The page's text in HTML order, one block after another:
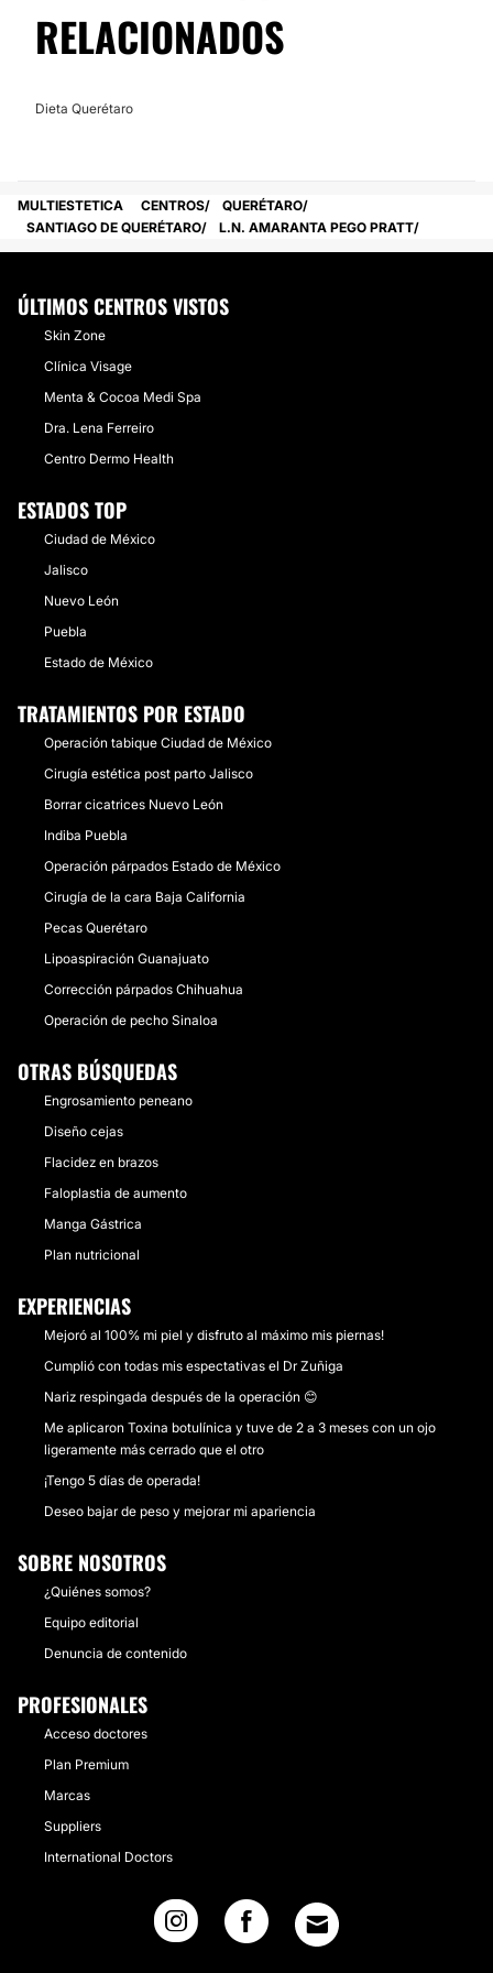
RELACIONADOS
Dieta Querétaro
MULTIESTETICA CENTROS
QUERÉTARO
SANTIAGO DE QUERÉTARO
L.N. AMARANTA PEGO PRATT
ÚLTIMOS CENTROS VISTOS
​Skin Zone
Clínica Visage
Menta & Cocoa Medi Spa
Dra. Lena Ferreiro
Centro Dermo Health
ESTADOS TOP
Ciudad de México
Jalisco
Nuevo León
Puebla
Estado de México
TRATAMIENTOS POR ESTADO
Operación tabique Ciudad de México
Cirugía estética post parto Jalisco
Borrar cicatrices Nuevo León
Indiba Puebla
Operación párpados Estado de México
Cirugía de la cara Baja California
Pecas Querétaro
Lipoaspiración Guanajuato
Corrección párpados Chihuahua
Operación de pecho Sinaloa
OTRAS BÚSQUEDAS
Engrosamiento peneano
Diseño cejas
Flacidez en brazos
Faloplastia de aumento
Manga Gástrica
Plan nutricional
EXPERIENCIAS
Mejoró al 100% mi piel y disfruto al máximo mis piernas!
Cumplió con todas mis espectativas el Dr Zuñiga
Nariz respingada después de la operación 😊
Me aplicaron Toxina botulínica y tuve de 2 a 3 meses con un ojo
ligeramente más cerrado que el otro
¡Tengo 5 días de operada!
Deseo bajar de peso y mejorar mi apariencia
SOBRE NOSOTROS
¿Quiénes somos?
Equipo editorial
Denuncia de contenido
PROFESIONALES
Acceso doctores
Plan Premium
Marcas
Suppliers
International Doctors